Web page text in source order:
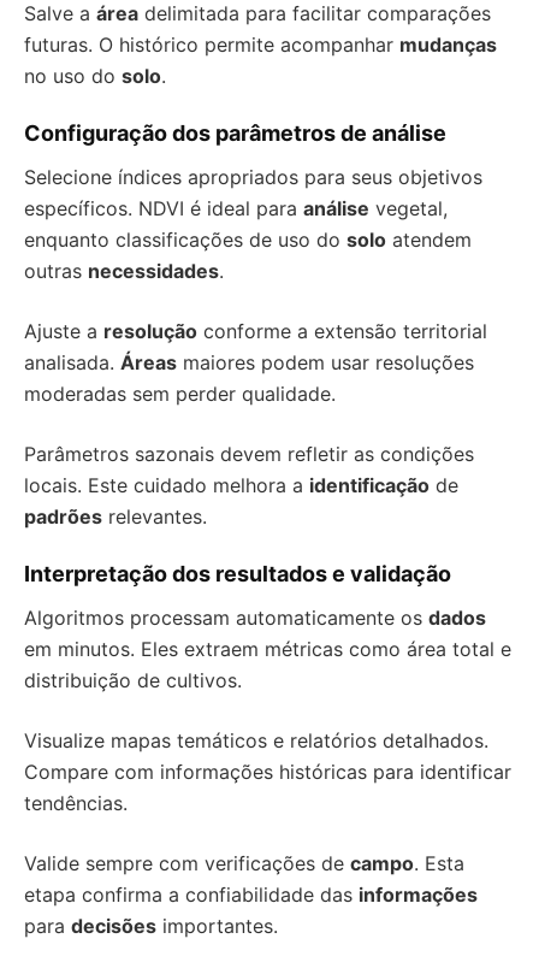
Salve a área delimitada para facilitar comparações
futuras. O histórico permite acompanhar mudanças
no uso do solo.
Configuração dos parâmetros de análise
Selecione índices apropriados para seus objetivos
específicos. NDVI é ideal para análise vegetal,
enquanto classificações de uso do solo atendem
outras necessidades.
Ajuste a resolução conforme a extensão territorial
analisada. Áreas maiores podem usar resoluções
moderadas sem perder qualidade.
Parâmetros sazonais devem refletir as condições
locais. Este cuidado melhora a identificação de
padrões relevantes.
Interpretação dos resultados e validação
Algoritmos processam automaticamente os dados
em minutos. Eles extraem métricas como área total e
distribuição de cultivos.
Visualize mapas temáticos e relatórios detalhados.
Compare com informações históricas para identificar
tendências.
Valide sempre com verificações de campo. Esta
etapa confirma a confiabilidade das informações
para decisões importantes.